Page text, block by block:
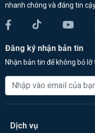
nhanh chóng và đáng tin
Đăng ký nhận bản tin
Nhận bản tin để không bỏ
Dịch vụ